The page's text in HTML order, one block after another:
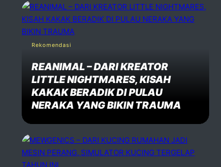
Rekomendasi
REANIMAL – DARI KREATOR
LITTLE NIGHTMARES, KISAH
KAKAK BERADIK DI PULAU
NERAKA YANG BIKIN TRAUMA